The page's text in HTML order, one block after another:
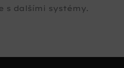
s dalšími systémy.